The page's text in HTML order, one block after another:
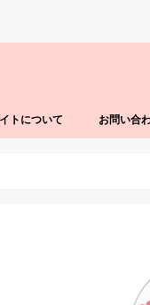
トについて お問い合